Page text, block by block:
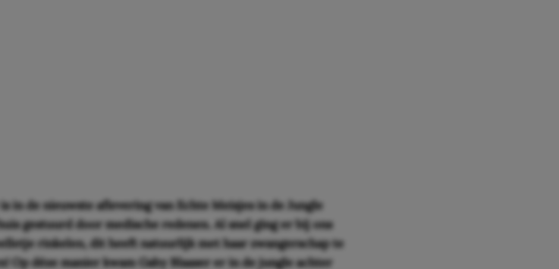
is in de nieuwste aflevering van Echte Meisjes in de Jungle
gestuurd door medische redenen. Al snel ging er bij ons
rinkelen, dit heeft natuurlijk met haar zwangerschap te
Op déze manier kwam Gaby Blaaser er in de jungle achter